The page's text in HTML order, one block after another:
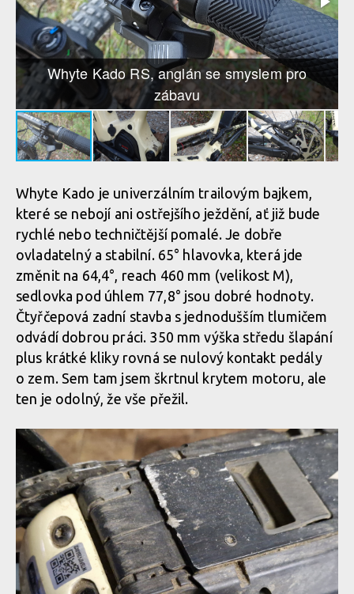
Whyte Kado RS, anglán se smyslem pro zábavu
Whyte Kado RS, anglán se smyslem pro
zábavu
Whyte Kado je univerzálním trailovým bajkem,
které se nebojí ani ostřejšího ježdění, ať již bude
rychlé nebo techničtější pomalé. Je dobře
ovladatelný a stabilní. 65° hlavovka, která jde
změnit na 64,4°, reach 460 mm (velikost M),
sedlovka pod úhlem 77,8° jsou dobré hodnoty.
Čtyřčepová zadní stavba s jednodušším tlumičem
odvádí dobrou práci. 350 mm výška středu šlapání
plus krátké kliky rovná se nulový kontakt pedály
o zem. Sem tam jsem škrtnul krytem motoru, ale
ten je odolný, že vše přežil.